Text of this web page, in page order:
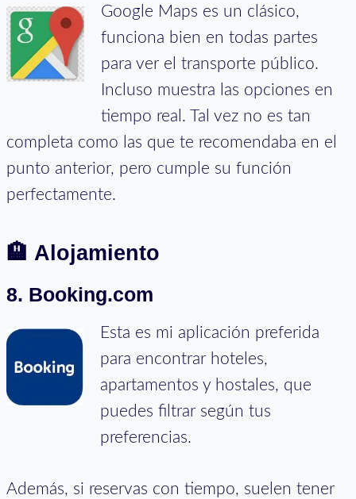
Google Maps es un clásico,
funciona bien en todas partes
para ver el transporte público.
Incluso muestra las opciones en
tiempo real. Tal vez no es tan
completa como las que te recomendaba en el
punto anterior, pero cumple su función
perfectamente.
🏨 Alojamiento
8. Booking.com
Esta es mi aplicación preferida
para encontrar hoteles,
apartamentos y hostales, que
puedes filtrar según tus
preferencias.
Además, si reservas con tiempo, suelen tener